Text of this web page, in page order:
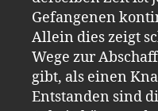
Gefangenen
Allein dies zeigt
Wege zur
gibt, als einen
Entstanden sind